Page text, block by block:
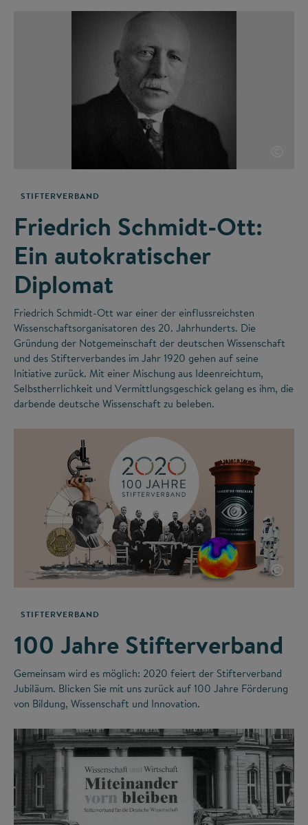
STIFTERVERBAND
Friedrich Schmidt-Ott:
Ein autokratischer
Diplomat
Friedrich Schmidt-Ott war einer der einflussreichsten
Wissenschaftsorganisatoren des 20. Jahrhunderts. Die
Gründung der Notgemeinschaft der deutschen Wissenschaft
und des Stifterverbandes im Jahr 1920 gehen auf seine
Initiative zurück. Mit einer Mischung aus Ideenreichtum,
Selbstherrlichkeit und Vermittlungsgeschick gelang es ihm, die
darbende deutsche Wissenschaft zu beleben.
©
STIFTERVERBAND
100 Jahre Stifterverband
Gemeinsam wird es möglich: 2020 feiert der Stifterverband
Jubiläum. Blicken Sie mit uns zurück auf 100 Jahre Förderung
von Bildung, Wissenschaft und Innovation.